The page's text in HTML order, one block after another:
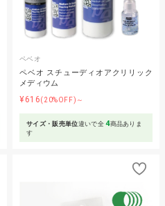
ペベオ
ペベオ スチューディオアクリリック
メディウム
¥616(20%OFF)～
サイズ・販売単位違いで全4商品ありま
す